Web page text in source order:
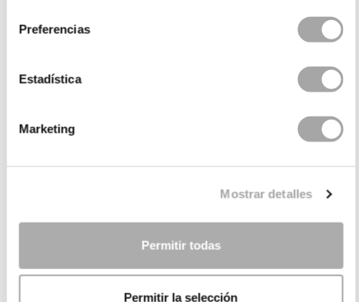
Preferencias
Estadística
Marketing
Mostrar detalles
Permitir todas
Permitir la selección